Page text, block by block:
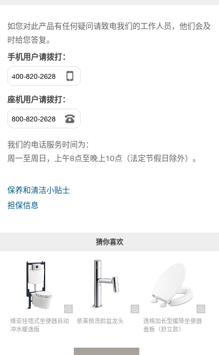
如您对此产品有任何疑问请致电我们的工作人员，他们会及
时给您答复。
手机用户请拨打：
400-820-2628
座机用户请拨打：
800-820-2628
我们的电话服务时间为：
周一至周日，上午8点至晚上10点（法定节假日除外）。
保养和清洁小贴士
担保信息
猜你喜欢
维亚挂墙式坐便器自动
冲水暖逸版
依莱梳洗脸盆龙头
逸格加长型缓降坐便器
盖板（舒立款）